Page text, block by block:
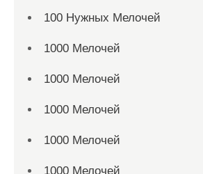
100 Нужных Мелочей
1000 Мелочей
1000 Мелочей
1000 Мелочей
1000 Мелочей
1000 Мелочей